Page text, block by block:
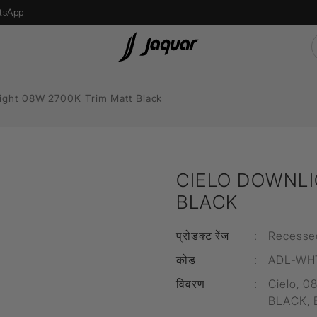
Street Light
Bollard Light
फ्लोर लैम्प्स
08W 2700K Trim Matt Black
CIELO
BLACK
प्रोडक्ट रेंज :
कोड
:
ADL-
विवरण
:
Cielo,
BLACK,